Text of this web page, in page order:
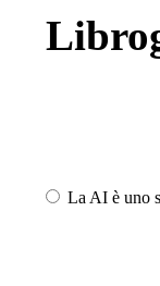
La AI è uno